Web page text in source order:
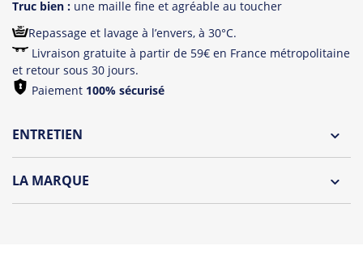
Truc bien : une maille fine et agréable au toucher
Repassage et lavage à l’envers, à 30°C.
Livraison gratuite à partir de 59€ en France métropolitaine
et retour sous 30 jours.
Paiement 100% sécurisé
ENTRETIEN
LA MARQUE